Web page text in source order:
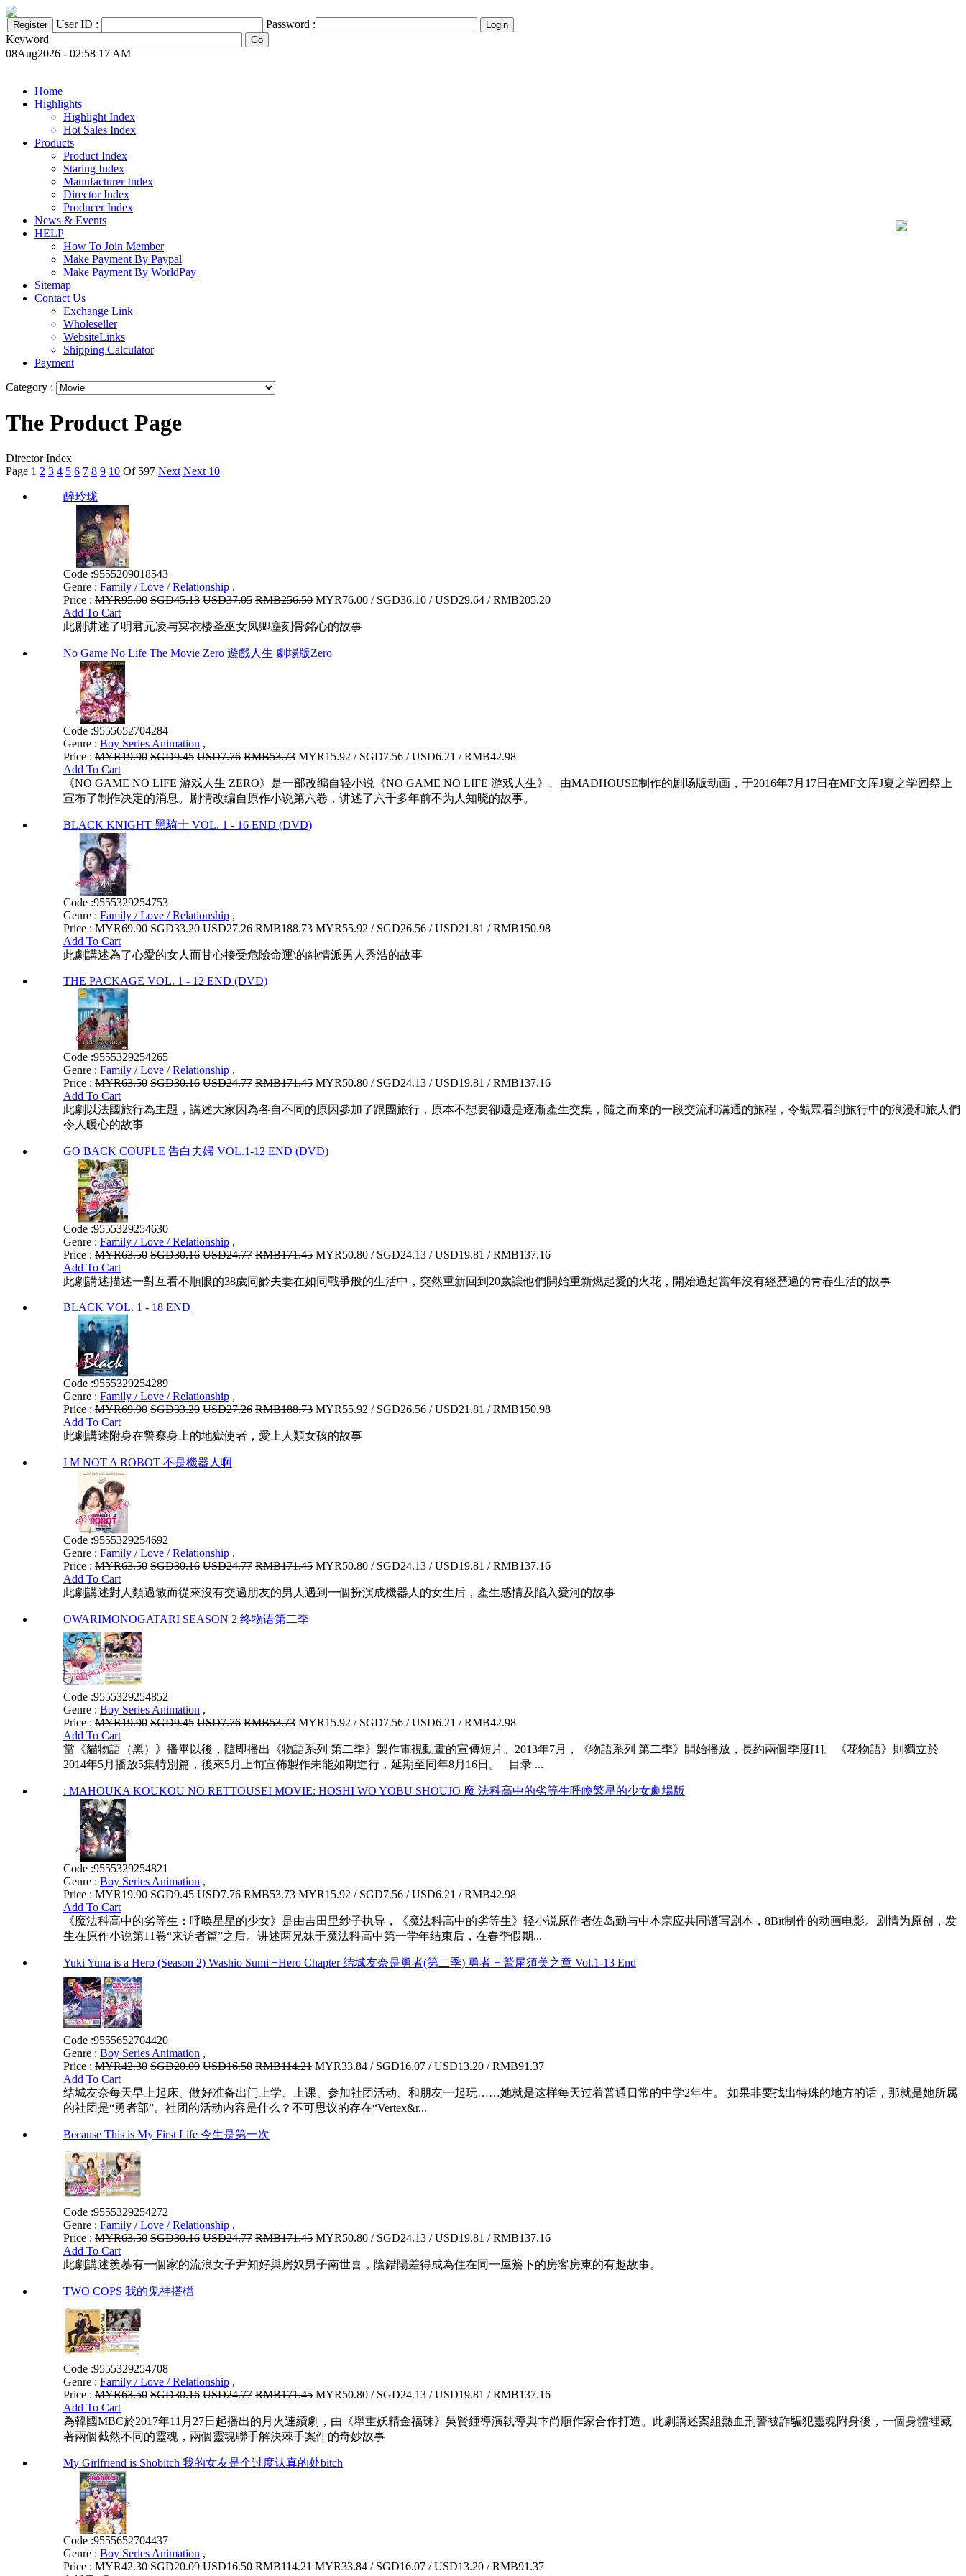
User ID :
Password :
Keyword
08Aug2026 - 02:58 17 AM
Home
Highlights
Highlight Index
Hot Sales Index
Products
Product Index
Staring Index
Manufacturer Index
Director Index
Producer Index
News & Events
HELP
How To Join Member
Make Payment By Paypal
Make Payment By WorldPay
Sitemap
Contact Us
Exchange Link
Wholeseller
WebsiteLinks
Shipping Calculator
Payment
Category :
The Product Page
Director Index
Page 1 2 3 4 5 6 7 8 9 10 Of 597 Next Next 10
醉玲珑
Code :9555209018543
Genre : Family / Love / Relationship ,
Price : MYR95.00 SGD45.13 USD37.05 RMB256.50 MYR76.00 / SGD36.10 / USD29.64 / RMB205.20
Add To Cart
此剧讲述了明君元凌与冥衣楼圣巫女凤卿塵刻骨銘心的故事
No Game No Life The Movie Zero 遊戲人生 劇場版Zero
Code :9555652704284
Genre : Boy Series Animation ,
Price : MYR19.90 SGD9.45 USD7.76 RMB53.73 MYR15.92 / SGD7.56 / USD6.21 / RMB42.98
Add To Cart
《NO GAME NO LIFE 游戏人生 ZERO》是一部改编自轻小说《NO GAME NO LIFE 游戏人生》、由MADHOUSE制作的剧场版动画，于2016年7月17日在MF文库J夏之学园祭上
宣布了制作决定的消息。剧情改编自原作小说第六卷，讲述了六千多年前不为人知晓的故事。
BLACK KNIGHT 黑騎士 VOL. 1 - 16 END (DVD)
Code :9555329254753
Genre : Family / Love / Relationship ,
Price : MYR69.90 SGD33.20 USD27.26 RMB188.73 MYR55.92 / SGD26.56 / USD21.81 / RMB150.98
Add To Cart
此劇講述為了心愛的女人而甘心接受危險命運\的純情派男人秀浩的故事
THE PACKAGE VOL. 1 - 12 END (DVD)
Code :9555329254265
Genre : Family / Love / Relationship ,
Price : MYR63.50 SGD30.16 USD24.77 RMB171.45 MYR50.80 / SGD24.13 / USD19.81 / RMB137.16
Add To Cart
此劇以法國旅行為主題，講述大家因為各自不同的原因參加了跟團旅行，原本不想要卻還是逐漸產生交集，隨之而來的一段交流和溝通的旅程，令觀眾看到旅行中的浪漫和旅人們
令人暖心的故事
GO BACK COUPLE 告白夫婦 VOL.1-12 END (DVD)
Code :9555329254630
Genre : Family / Love / Relationship ,
Price : MYR63.50 SGD30.16 USD24.77 RMB171.45 MYR50.80 / SGD24.13 / USD19.81 / RMB137.16
Add To Cart
此劇講述描述一對互看不順眼的38歲同齡夫妻在如同戰爭般的生活中，突然重新回到20歲讓他們開始重新燃起愛的火花，開始過起當年沒有經歷過的青春生活的故事
BLACK VOL. 1 - 18 END
Code :9555329254289
Genre : Family / Love / Relationship ,
Price : MYR69.90 SGD33.20 USD27.26 RMB188.73 MYR55.92 / SGD26.56 / USD21.81 / RMB150.98
Add To Cart
此劇講述附身在警察身上的地獄使者，愛上人類女孩的故事
I M NOT A ROBOT 不是機器人啊
Code :9555329254692
Genre : Family / Love / Relationship ,
Price : MYR63.50 SGD30.16 USD24.77 RMB171.45 MYR50.80 / SGD24.13 / USD19.81 / RMB137.16
Add To Cart
此劇講述對人類過敏而從來沒有交過朋友的男人遇到一個扮演成機器人的女生后，產生感情及陷入愛河的故事
OWARIMONOGATARI SEASON 2 终物语第二季
Code :9555329254852
Genre : Boy Series Animation ,
Price : MYR19.90 SGD9.45 USD7.76 RMB53.73 MYR15.92 / SGD7.56 / USD6.21 / RMB42.98
Add To Cart
當《貓物語（黑）》播畢以後，隨即播出《物語系列 第二季》製作電視動畫的宣傳短片。2013年7月，《物語系列 第二季》開始播放，長約兩個季度[1]。《花物語》則獨立於
2014年5月播放5集特別篇，後來5月上旬宣佈製作未能如期進行，延期至同年8月16日。 目录 ...
: MAHOUKA KOUKOU NO RETTOUSEI MOVIE: HOSHI WO YOBU SHOUJO 魔 法科高中的劣等生呼喚繁星的少女劇場版
Code :9555329254821
Genre : Boy Series Animation ,
Price : MYR19.90 SGD9.45 USD7.76 RMB53.73 MYR15.92 / SGD7.56 / USD6.21 / RMB42.98
Add To Cart
《魔法科高中的劣等生：呼唤星星的少女》是由吉田里纱子执导，《魔法科高中的劣等生》轻小说原作者佐岛勤与中本宗应共同谱写剧本，8Bit制作的动画电影。剧情为原创，发
生在原作小说第11卷“来访者篇”之后。讲述两兄妹于魔法科高中第一学年结束后，在春季假期...
Yuki Yuna is a Hero (Season 2) Washio Sumi +Hero Chapter 结城友奈是勇者(第二季) 勇者 + 鷲尾須美之章 Vol.1-13 End
Code :9555652704420
Genre : Boy Series Animation ,
Price : MYR42.30 SGD20.09 USD16.50 RMB114.21 MYR33.84 / SGD16.07 / USD13.20 / RMB91.37
Add To Cart
结城友奈每天早上起床、做好准备出门上学、上课、参加社团活动、和朋友一起玩……她就是这样每天过着普通日常的中学2年生。 如果非要找出特殊的地方的话，那就是她所属
的社团是“勇者部”。社团的活动内容是什么？不可思议的存在“Vertex&r...
Because This is My First Life 今生是第一次
Code :9555329254272
Genre : Family / Love / Relationship ,
Price : MYR63.50 SGD30.16 USD24.77 RMB171.45 MYR50.80 / SGD24.13 / USD19.81 / RMB137.16
Add To Cart
此劇講述羨慕有一個家的流浪女子尹知好與房奴男子南世喜，陰錯陽差得成為住在同一屋簷下的房客房東的有趣故事。
TWO COPS 我的鬼神搭檔
Code :9555329254708
Genre : Family / Love / Relationship ,
Price : MYR63.50 SGD30.16 USD24.77 RMB171.45 MYR50.80 / SGD24.13 / USD19.81 / RMB137.16
Add To Cart
為韓國MBC於2017年11月27日起播出的月火連續劇，由《舉重妖精金福珠》吳賢鍾導演執導與卞尚順作家合作打造。此劇講述案組熱血刑警被詐騙犯靈魂附身後，一個身體裡藏
著兩個截然不同的靈魂，兩個靈魂聯手解決棘手案件的奇妙故事
My Girlfriend is Shobitch 我的女友是个过度认真的处bitch
Code :9555652704437
Genre : Boy Series Animation ,
Price : MYR42.30 SGD20.09 USD16.50 RMB114.21 MYR33.84 / SGD16.07 / USD13.20 / RMB91.37